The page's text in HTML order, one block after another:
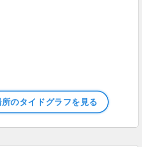
所のタイドグラフを見る